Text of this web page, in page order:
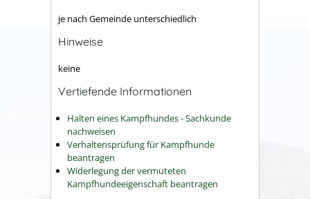
je nach Gemeinde unterschiedlich
Hinweise
keine
Vertiefende Informationen
Halten eines Kampfhundes - Sachkunde
nachweisen
Verhaltensprüfung für Kampfhunde
beantragen
Widerlegung der vermuteten
Kampfhundeeigenschaft beantragen